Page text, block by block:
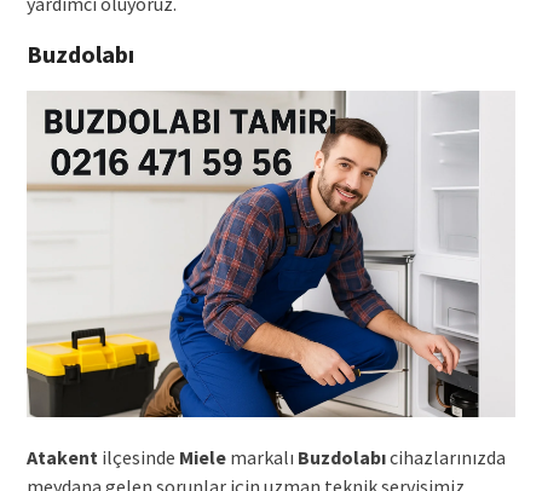
Buzdolabı
Atakentilçesinde Mielemarkalı Buzdolabıcihazlarınızda